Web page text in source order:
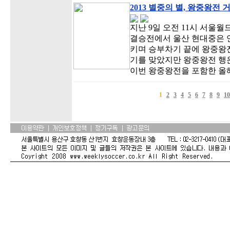
2013 별중의 별, 왕중왕전
지난 9일 오전 11시 서울월
결승전에서 울산 현대중은
키며 승부차기 끝에 왕중
기를 맞았지만 왕중왕전
이번 왕중왕전을 포함한
1 2 3 4 5 6 7 8 9 10